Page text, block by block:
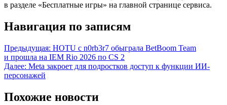
в разделе «Бесплатные игры» на главной странице сервиса.
Навигация по записям
Предыдущая: HOTU с n0rb3r7 обыграла BetBoom Team
и прошла на IEM Rio 2026 по CS 2
Далее: Meta закроет для подростков доступ к функции ИИ-
персонажей
Похожие новости